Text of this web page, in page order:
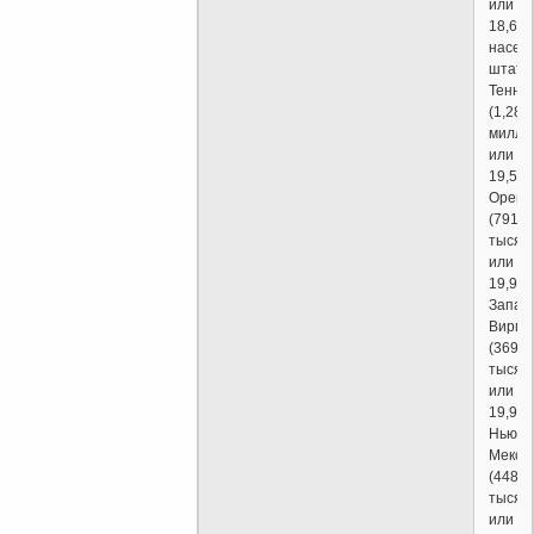
или
(1,28
или
(791,2
или
(369
или
Нью-
(448,3
или